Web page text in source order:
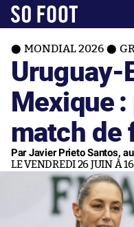
MONDIAL 2026
Uruguay-
Mexique :
match de
Par Javier Prieto Santos,
LE VENDREDI 26 JUIN À